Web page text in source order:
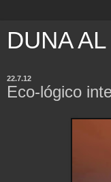
DUNA
22.7.12
Eco-lógico